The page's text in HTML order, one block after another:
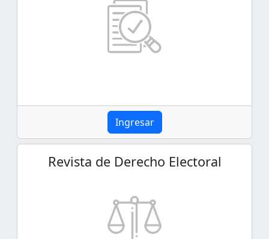
Ingresar
Revista de Derecho Electoral